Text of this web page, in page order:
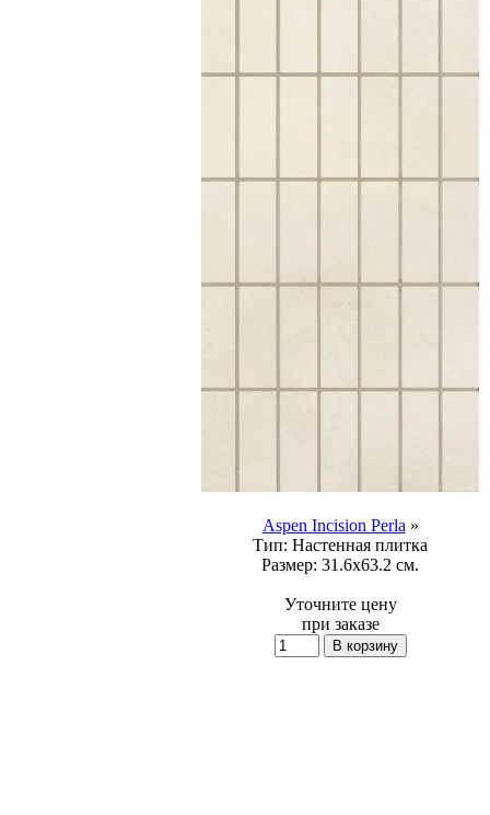
Aspen Incision Perla »
Тип: Настенная плитка
Размер: 31.6x63.2 см.
Уточните цену
при заказе